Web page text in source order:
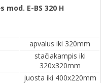
E-BS 320 H
apvalus iki 320mm
stačiakampis iki
320x320mm
juosta iki 400x220mm